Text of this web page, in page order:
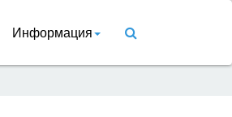
Информация